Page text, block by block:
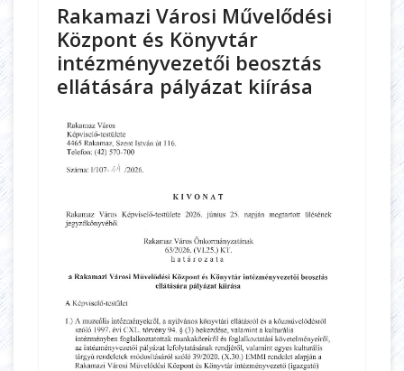
Rakamazi Városi Művelődési
Központ és Könyvtár
intézményvezetői beosztás
ellátására pályázat kiírása